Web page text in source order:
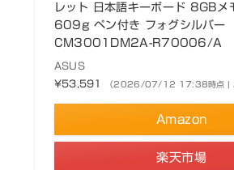
レット 日本語キーボード 8GBメ
609g ペン付き フォグシルバー
CM3001DM2A-R70006/A
ASUS
¥53,591
（2026/07/12 17:38時点 |
Amazon
楽天市場